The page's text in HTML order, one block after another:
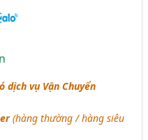
dịch vụ Vận Chuyển
(hàng thường / hàng siêu